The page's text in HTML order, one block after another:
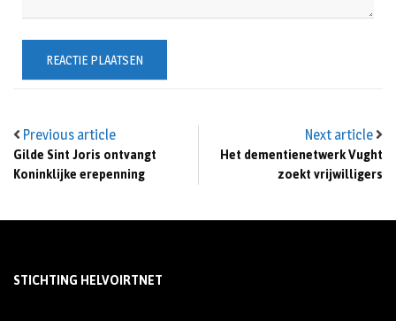
Previous article
Gilde Sint Joris ontvangt
Koninklijke erepenning
Next article
Het dementienetwerk Vught
zoekt vrijwilligers
STICHTING HELVOIRTNET